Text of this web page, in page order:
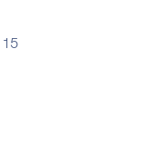
afvoer en